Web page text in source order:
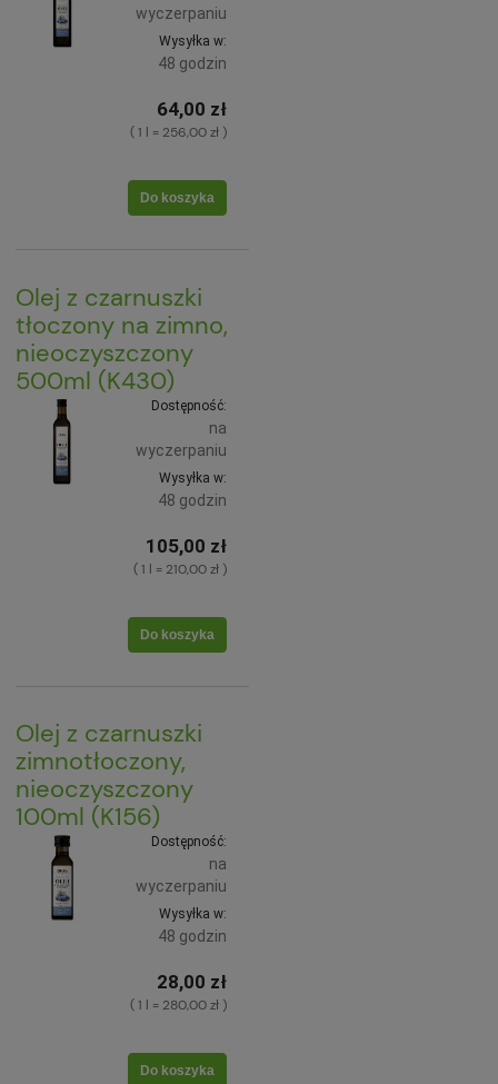
wyczerpaniu
Wysyłka w:
48 godzin
64,00 zł
( 1 l = 256,00 zł )
Do koszyka
Olej z czarnuszki
tłoczony na zimno,
nieoczyszczony
500ml (K430)
Dostępność:
na
wyczerpaniu
Wysyłka w:
48 godzin
105,00 zł
( 1 l = 210,00 zł )
Do koszyka
Olej z czarnuszki
zimnotłoczony,
nieoczyszczony
100ml (K156)
Dostępność:
na
wyczerpaniu
Wysyłka w:
48 godzin
28,00 zł
( 1 l = 280,00 zł )
Do koszyka